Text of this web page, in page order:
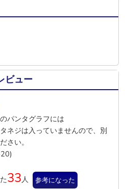
ビュー
パンタグラフには
ネジは入っていませんので、別
さい。
33人 参考になった